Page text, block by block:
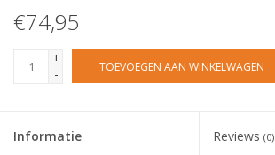
€74,95
+
-
TOEVOEGEN AAN WINKELWAGEN
Informatie Reviews (0)